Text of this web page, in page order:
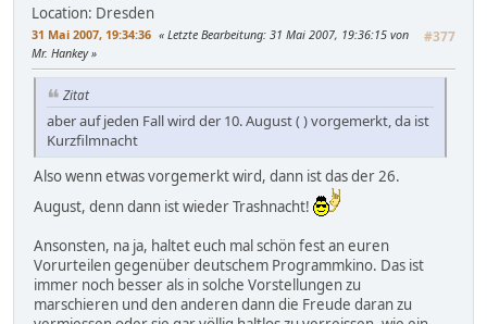
Location: Dresden
31 Mai 2007, 19:34:36 #377
Letzte Bearbeitung: 31 Mai 2007, 19:36:15 von
Mr. Hankey
Zitat
aber auf jeden Fall wird der 10. August ( ) vorgemerkt, da ist
Kurzfilmnacht
Also wenn etwas vorgemerkt wird, dann ist das der 26.
August, denn dann ist wieder Trashnacht!
Ansonsten, na ja, haltet euch mal schön fest an euren
Vorurteilen gegenüber deutschem Programmkino. Das ist
immer noch besser als in solche Vorstellungen zu
marschieren und den anderen dann die Freude daran zu